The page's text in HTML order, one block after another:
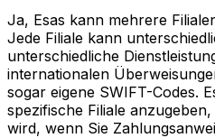
Ja, Esas kann mehrere
Jede Filiale kann
unterschiedliche
internationalen
sogar eigene SWIFT-Codes.
spezifische Filiale
wird, wenn Sie